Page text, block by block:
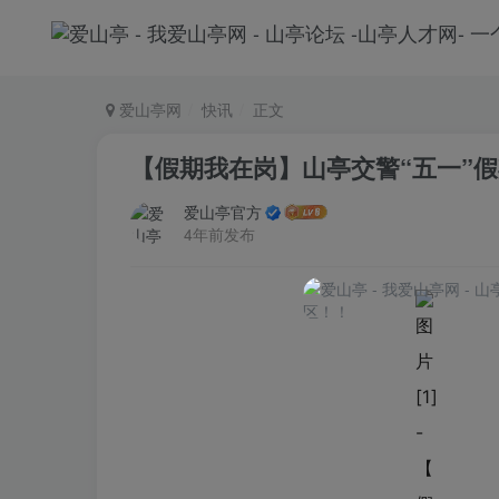
爱山亭网 快讯 正文
【假期我在岗】山亭交警“五一”
爱山亭官方
4年前发布